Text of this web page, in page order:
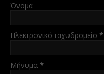
Όνομα
Ηλεκτρονικό ταχυδρομείο *
Μήνυμα *